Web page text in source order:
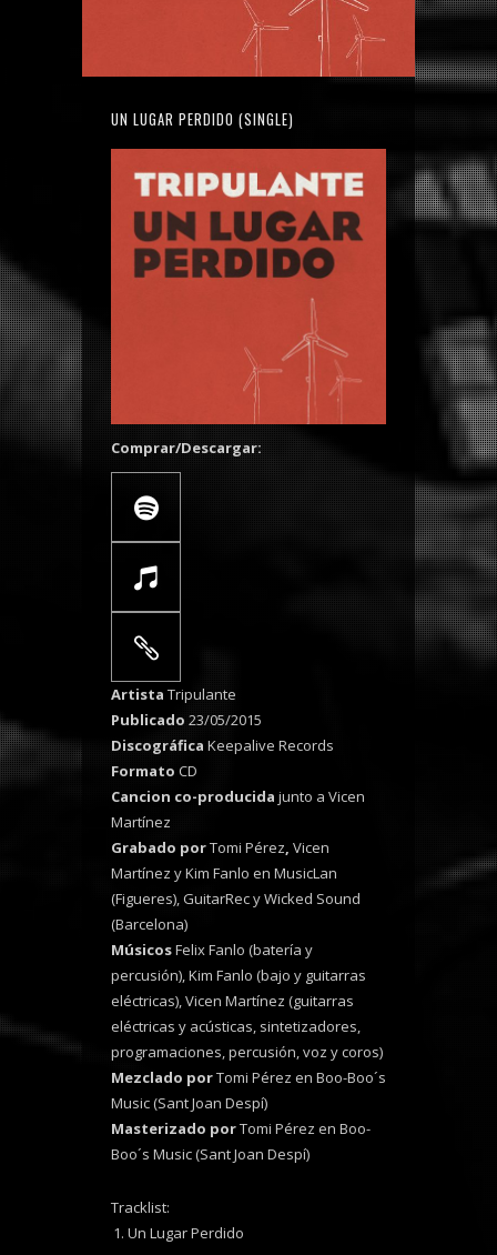
UN LUGAR PERDIDO (SINGLE)
Comprar/Descargar:
Artista Tripulante
Publicado 23/05/2015
Discográfica Keepalive Records
Formato CD
Cancion co-producida junto a Vicen
Martínez
Grabado porTomi Pérez, Vicen
Martínez y Kim Fanlo en MusicLan
(Figueres), GuitarRec y Wicked Sound
(Barcelona)
MúsicosFelix Fanlo (batería y
percusión), Kim Fanlo (bajo y guitarras
eléctricas), Vicen Martínez (guitarras
eléctricas y acústicas, sintetizadores,
programaciones, percusión, voz y coros)
Mezclado porTomi Pérez en Boo-Boo´s
Music (Sant Joan Despí)
Masterizado porTomi Pérez en Boo-
Boo´s Music (Sant Joan Despí)
Tracklist:
Un Lugar Perdido